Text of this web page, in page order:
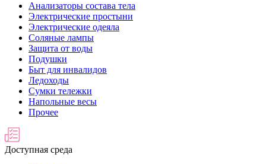
Анализаторы состава тела
Электрические простыни
Электрические одеяла
Соляные лампы
Защита от воды
Подушки
Быт для инвалидов
Ледоходы
Сумки тележки
Напольные весы
Прочее
Доступная среда